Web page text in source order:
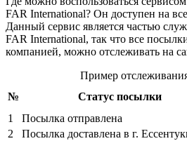
FAR International? Он доступен на
Данный сервис является частью
FAR International, так что все
компанией, можно отслеживать на
Пример
№
Статус посылки
1
Посылка отправлена
2
Посылка доставлена в г.